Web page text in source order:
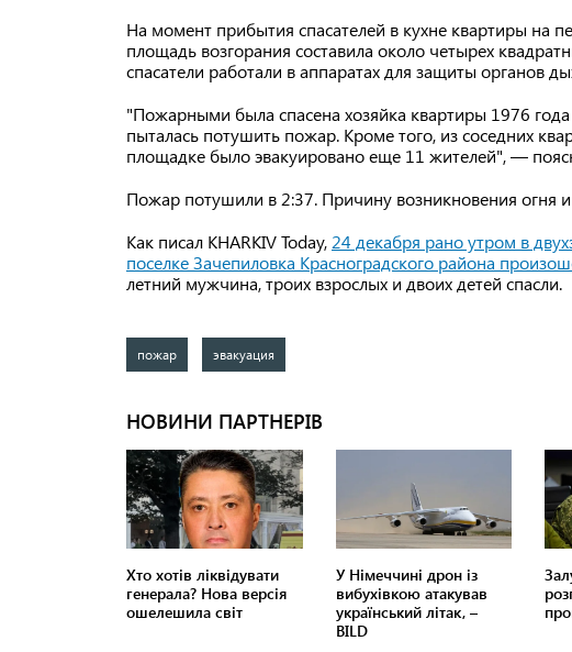
На момент прибытия спасателей в кухне квартиры
площадь возгорания составила около четырех
спасатели работали в аппаратах для защиты органов
"Пожарными была спасена хозяйка квартиры 1976
пыталась потушить пожар. Кроме того, из соседних
площадке было эвакуировано еще 11 жителей", —
Пожар потушили в 2:37. Причину возникновения огня
Как писал KHARKIV Today, 24 декабря рано утром в
поселке Зачепиловка Красноградского района
летний мужчина, троих взрослых и двоих детей спасли.
пожар эвакуация